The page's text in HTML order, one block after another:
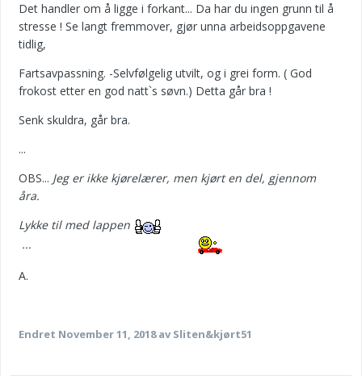
Det handler om å ligge i forkant... Da har du ingen grunn til å
stresse ! Se langt fremmover, gjør unna arbeidsoppgavene
tidlig,
Fartsavpassning. -Selvfølgelig utvilt, og i grei form. ( God
frokost etter en god natt`s søvn.) Detta går bra !
Senk skuldra, går bra.
...
OBS... Jeg er ikke kjørelærer, men kjørt en del, gjennom
åra.
Lykke til med lappen
...
A.
Endret November 11, 2018 av Sliten&kjørt51